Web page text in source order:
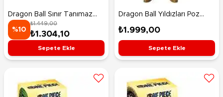
Dragon Ball Sınır Tanımaz
Serisi 30 Cm Figürleri Cell
Final Form
%10
₺1.449,00
₺1.304,10
Sepete Ekle
Dragon Ball Yıldızları Poz
Verilebilir Fi̇gürleri̇ 16 Cm
Ultimate Gohan
₺1.999,00
Sepete Ekle